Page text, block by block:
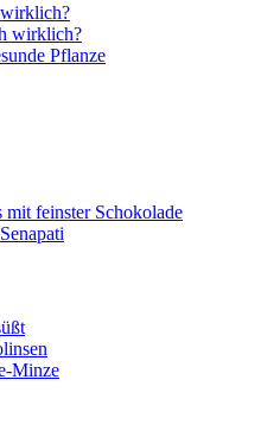
wirklich?
Pflanze
feinster Schokolade
Minze